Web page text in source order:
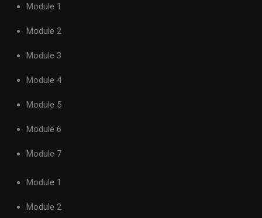
Module 1
Module 2
Module 3
Module 4
Module 5
Module 6
Module 7
Module 1
Module 2